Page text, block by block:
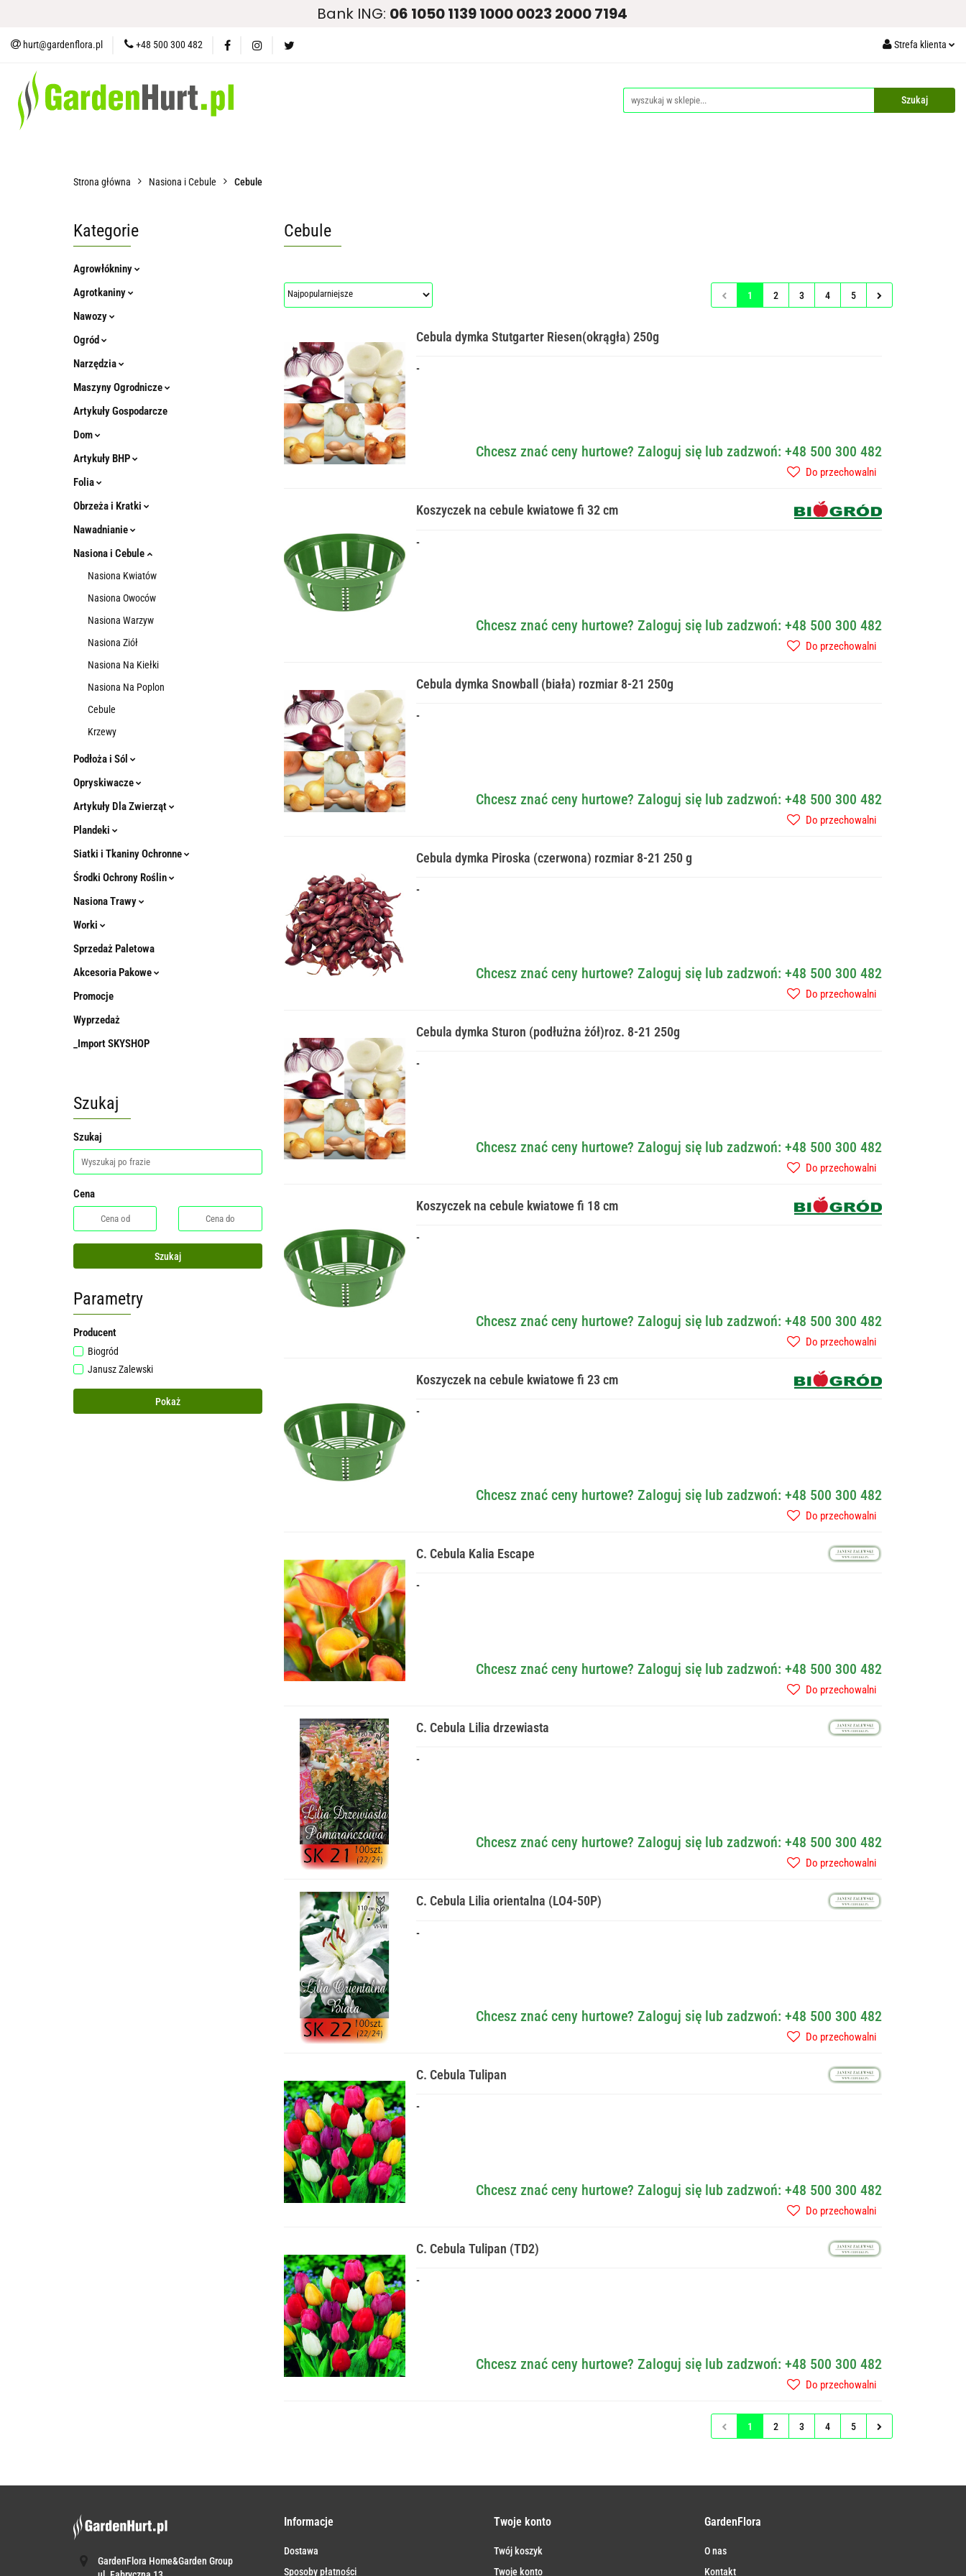
Bank ING: 06 1050 1139 1000 0023 2000 7194
hurt@gardenflora.pl +48 500 300 482 Strefa klienta
Zarejestruj się
Strona główna Nasiona i Cebule Cebule
Kategorie
Agrowłókniny
Agrotkaniny
Nawozy
Ogród
Narzędzia
Maszyny Ogrodnicze
Artykuły Gospodarcze
Dom
Artykuły BHP
Folia
Obrzeża i Kratki
Nawadnianie
Nasiona i Cebule
Nasiona Kwiatów
Nasiona Owoców
Nasiona Warzyw
Nasiona Ziół
Nasiona Na Kiełki
Nasiona Na Poplon
Cebule
Krzewy
Podłoża i Sól
Opryskiwacze
Artykuły Dla Zwierząt
Plandeki
Siatki i Tkaniny Ochronne
Środki Ochrony Roślin
Nasiona Trawy
Worki
Sprzedaż Paletowa
Akcesoria Pakowe
Promocje
Wyprzedaż
_Import SKYSHOP
Szukaj
Szukaj
Cena
Szukaj
Parametry
Producent
Biogród
Janusz Zalewski
Pokaż
Cebule
1 2 3 4 5
Cebula dymka Stutgarter Riesen(okrągła) 250g
-
Chcesz znać ceny hurtowe? Zaloguj się lub zadzwoń: +48 500 300 482
Do przechowalni
Koszyczek na cebule kwiatowe fi 32 cm
-
Chcesz znać ceny hurtowe? Zaloguj się lub zadzwoń: +48 500 300 482
Do przechowalni
Cebula dymka Snowball (biała) rozmiar 8-21 250g
-
Chcesz znać ceny hurtowe? Zaloguj się lub zadzwoń: +48 500 300 482
Do przechowalni
Cebula dymka Piroska (czerwona) rozmiar 8-21 250 g
-
Chcesz znać ceny hurtowe? Zaloguj się lub zadzwoń: +48 500 300 482
Do przechowalni
Cebula dymka Sturon (podłużna żół)roz. 8-21 250g
-
Chcesz znać ceny hurtowe? Zaloguj się lub zadzwoń: +48 500 300 482
Do przechowalni
Koszyczek na cebule kwiatowe fi 18 cm
-
Chcesz znać ceny hurtowe? Zaloguj się lub zadzwoń: +48 500 300 482
Do przechowalni
Koszyczek na cebule kwiatowe fi 23 cm
-
Chcesz znać ceny hurtowe? Zaloguj się lub zadzwoń: +48 500 300 482
Do przechowalni
C. Cebula Kalia Escape
-
Chcesz znać ceny hurtowe? Zaloguj się lub zadzwoń: +48 500 300 482
Do przechowalni
C. Cebula Lilia drzewiasta
-
Chcesz znać ceny hurtowe? Zaloguj się lub zadzwoń: +48 500 300 482
Do przechowalni
C. Cebula Lilia orientalna (LO4-50P)
-
Chcesz znać ceny hurtowe? Zaloguj się lub zadzwoń: +48 500 300 482
Do przechowalni
C. Cebula Tulipan
-
Chcesz znać ceny hurtowe? Zaloguj się lub zadzwoń: +48 500 300 482
Do przechowalni
C. Cebula Tulipan (TD2)
-
Chcesz znać ceny hurtowe? Zaloguj się lub zadzwoń: +48 500 300 482
Do przechowalni
1 2 3 4 5
GardenFlora Home&Garden Group
Informacje
Dostawa
Sposoby płatności
Twoje konto
Twój koszyk
Twoje konto
GardenFlora
O nas
Kontakt